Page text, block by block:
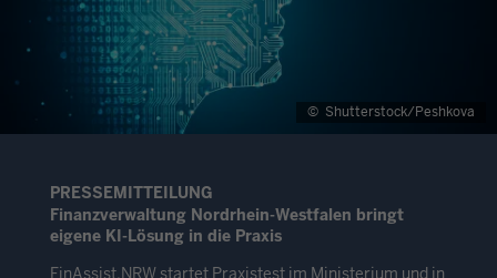
© Shutterstock/Peshkova
PRESSEMITTEILUNG
Finanzverwaltung Nordrhein-Westfalen bringt
eigene KI-Lösung in die Praxis
FinAssist.NRW startet Praxistest im Ministerium und in